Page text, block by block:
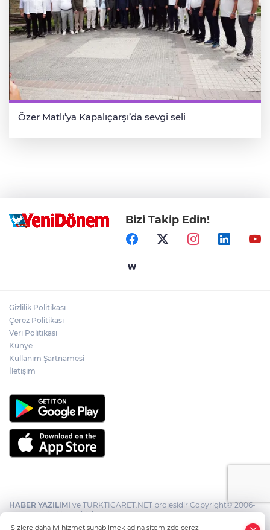
Özer Matlı’ya Kapalıçarşı’da sevgi seli
Bizi Takip Edin!
Gizlilik Politikası
Çerez Politikası
Veri Politikası
Künye
Kullanım Şartnamesi
İletişim
HABER YAZILIMI ve TURKTICARET.NET projesidir Copyright© 2006-
2026 Tüm hakları saklıdır.
Sizlere daha iyi hizmet sunabilmek adına sitemizde çerez